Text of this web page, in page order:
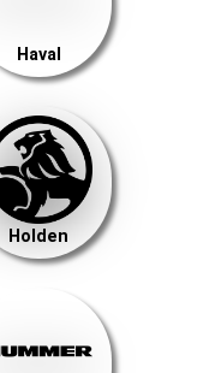
Haval
Holden